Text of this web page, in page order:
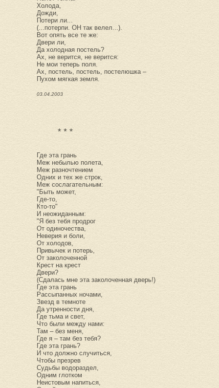
Холода,
Дожди,
Потери ли...
(...потерпи. ОН так велел...).
Вот опять все те же:
Двери ли,
Да холодная постель?
Ах, не верится, не верится:
Не мои теперь поля.
Ах, постель, постель, постелюшка –
Пухом мягкая земля.
03.04.2003
* * *
Где эта грань
Меж небылью полета,
Меж разночтением
Одних и тех же строк,
Меж сослагательным:
"Быть может,
Где-то,
Кто-то"
И неожиданным:
"Я без тебя продрог
От одиночества,
Неверия и боли,
От холодов,
Привычек и потерь,
От заколоченной
Крест на крест
Двери?
(Сдалась мне эта заколоченная дверь!)
Где эта грань
Рассыпанных ночами,
Звезд в темноте
Да утренности дня,
Где тьма и свет,
Что были между нами:
Там – без меня,
Где я – там без тебя?
Где эта грань?
И что должно случиться,
Чтобы презрев
Судьбы водораздел,
Одним глотком
Неистовым напиться,